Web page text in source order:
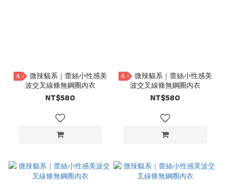
A
波交叉線條無鋼圈內衣
NT$580
A
波交叉線條無鋼圈內衣
NT$580